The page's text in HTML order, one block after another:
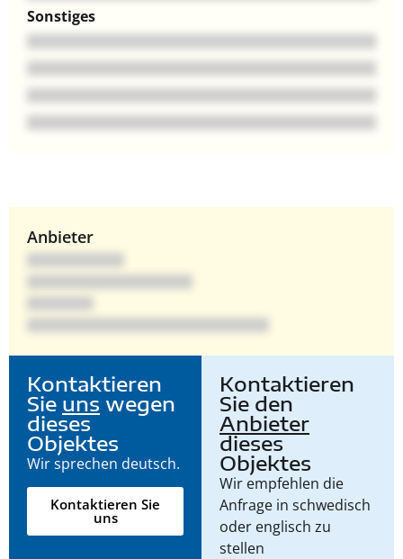
Sonstiges
Anbieter
Kontaktieren
Sie uns wegen
dieses
Objektes
Wir sprechen deutsch.
Kontaktieren Sie
uns
Kontaktieren
Sie den
Anbieter
dieses
Objektes
Wir empfehlen die
Anfrage in schwedisch
oder englisch zu
stellen